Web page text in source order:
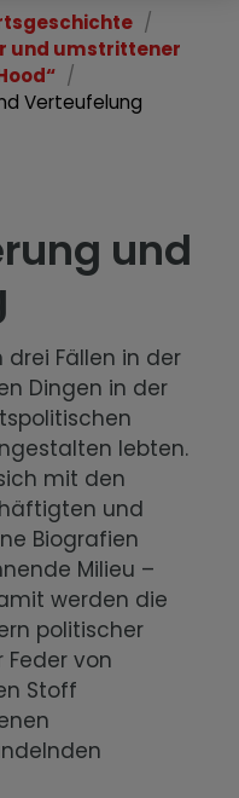
St. Stephan
und
„deutsche
Aufbruch:
heute
und umstrittener
Verteufelung
und
drei Fällen in der
Dingen in der
lebten.
mit den
und
Biografien
Milieu –
werden die
politischer
von
Stoff